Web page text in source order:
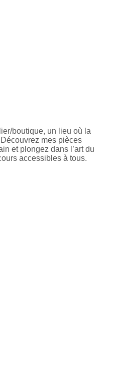
boutique, un lieu où la
mes pièces
et plongez dans l’art du
accessibles à tous.